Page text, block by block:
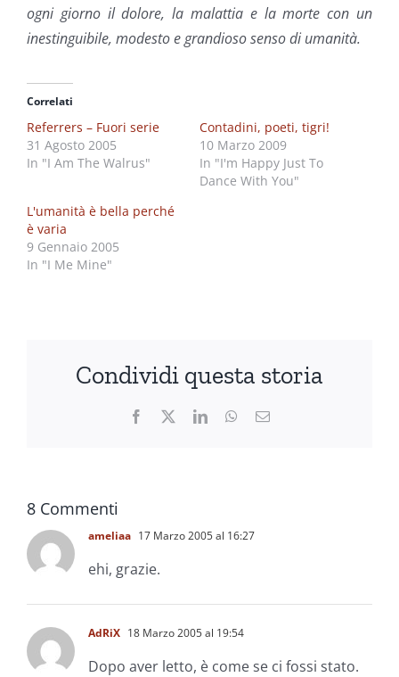
ogni giorno il dolore, la malattia e la morte con un
inestinguibile, modesto e grandioso senso di umanità.
Correlati
Referrers – Fuori serie
31 Agosto 2005
In "I Am The Walrus"
Contadini, poeti, tigri!
10 Marzo 2009
In "I'm Happy Just To
Dance With You"
L'umanità è bella perché
è varia
9 Gennaio 2005
In "I Me Mine"
Condividi questa storia
Facebook LinkedInWhatsApp
Email
8 Commenti
ameliaa 17 Marzo 2005 al 16:27
ehi, grazie.
AdRiX 18 Marzo 2005 al 19:54
Dopo aver letto, è come se ci fossi stato.